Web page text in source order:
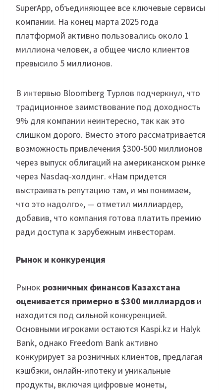
SuperApp, объединяющее все ключевые сервисы
компании. На конец марта 2025 года
платформой активно пользовались около 1
миллиона человек, а общее число клиентов
превысило 5 миллионов.
В интервью Bloomberg Турлов подчеркнул, что
традиционное заимствование под доходность
9% для компании неинтересно, так как это
слишком дорого. Вместо этого рассматривается
возможность привлечения $300-500 миллионов
через выпуск облигаций на американском рынке
через Nasdaq-холдинг. «Нам придется
выстраивать репутацию там, и мы понимаем,
что это надолго», — отметил миллиардер,
добавив, что компания готова платить премию
ради доступа к зарубежным инвесторам.
Рынок и конкуренция
Рынок розничных финансов Казахстана
оценивается примерно в $300 миллиардов и
находится под сильной конкуренцией.
Основными игроками остаются Kaspi.kz и Halyk
Bank, однако Freedom Bank активно
конкурирует за розничных клиентов, предлагая
кэшбэки, онлайн-ипотеку и уникальные
продукты, включая цифровые монеты,